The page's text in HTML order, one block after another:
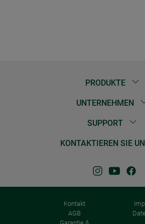
PRODUKTE
UNTERNEHMEN
SUPPORT
KONTAKTIEREN SIE
Kontakt
AGB